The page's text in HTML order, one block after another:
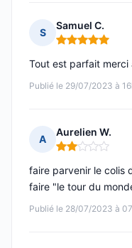
S
Samuel C.
Note : 5 sur 5
Publié le 29/07/2023 à
Tout est parfait merci
A
Aurelien W.
Note : 2 sur 5
Publié le 28/07/2023 à
faire parvenir le colis
faire "le tour du